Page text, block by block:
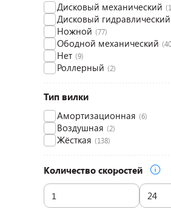
Дисковый механический
Дисковый гидравлический
Ножной (77)
Ободной механический
Нет (9)
Роллерный (2)
Тип вилки
Амортизационная (6)
Воздушная (2)
Жёсткая (138)
Количество скоростей